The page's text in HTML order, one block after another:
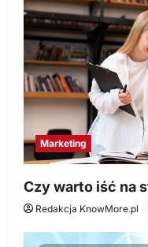
Marketing
Czy warto iść na
Redakcja KnowMore.pl